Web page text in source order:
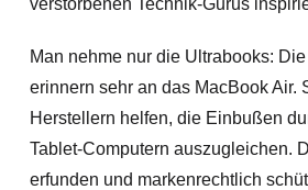
verstorbenen Technik-Gurus
Man nehme nur die Ultrabooks:
erinnern sehr an das MacBook Air.
Herstellern helfen, die Einbußen
Tablet-Computern auszugleichen.
erfunden und markenrechtlich